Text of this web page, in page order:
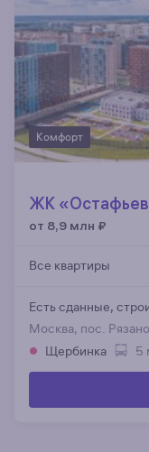
Комфорт
ЖК
от 8,9 млн ₽
Все квартиры
Есть сданные,
Москва, пос.
Щербинка
5